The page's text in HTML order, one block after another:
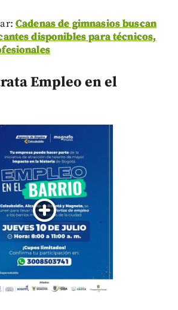
Cadenas de gimnasios buscan
disponibles para técnicos,
Empleo en el